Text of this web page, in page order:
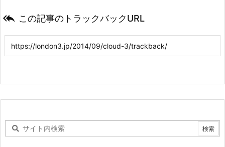
 この記事のトラックバックURL